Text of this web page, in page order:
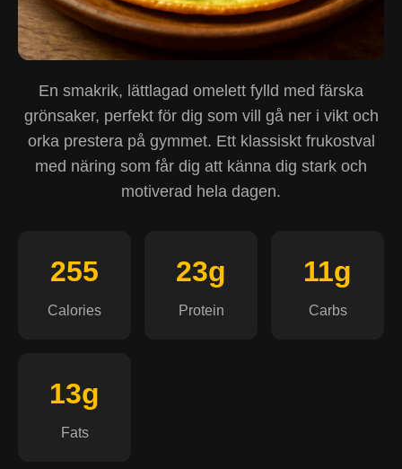
En smakrik, lättlagad omelett fylld med färska
grönsaker, perfekt för dig som vill gå ner i vikt och
orka prestera på gymmet. Ett klassiskt frukostval
med näring som får dig att känna dig stark och
motiverad hela dagen.
255
Calories
23g
Protein
11g
Carbs
13g
Fats